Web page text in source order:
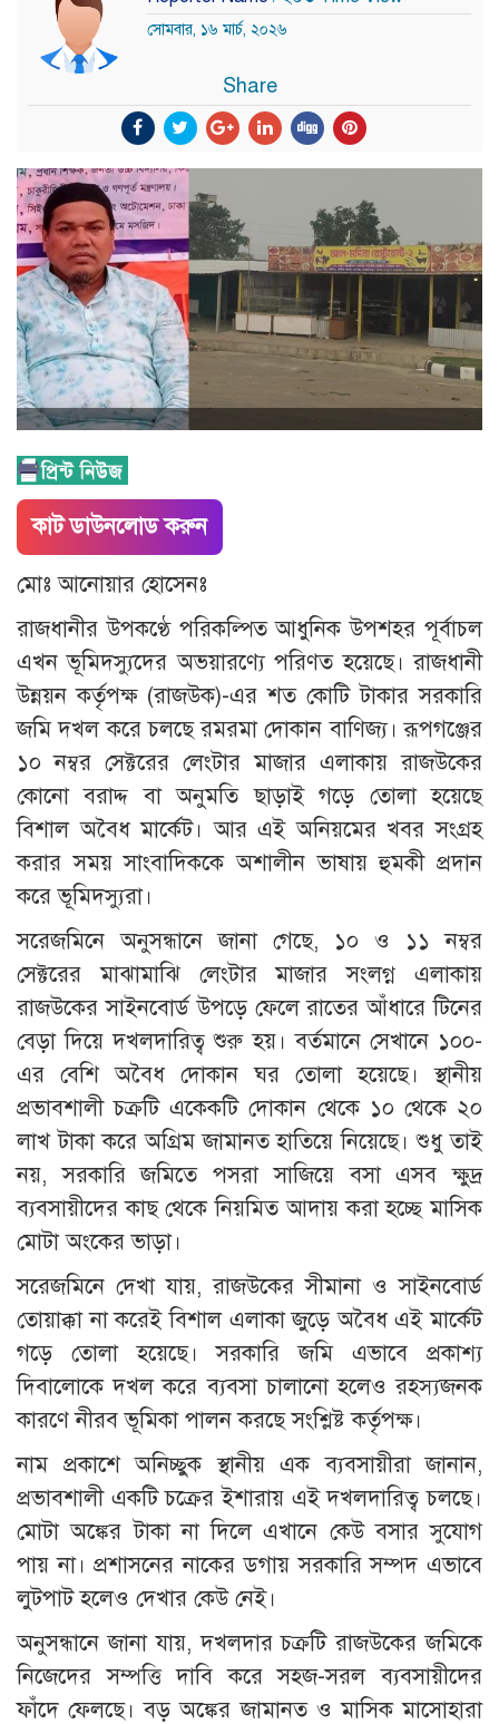
সোমবার, ১৬ মার্চ, ২০২৬
Share
কাট ডাউনলোড করুন
মোঃ আনোয়ার হোসেনঃ
রাজধানীর উপকণ্ঠে পরিকল্পিত আধুনিক উপশহর পূর্বাচল
এখন ভূমিদস্যুদের অভয়ারণ্যে পরিণত হয়েছে। রাজধানী
উন্নয়ন কর্তৃপক্ষ (রাজউক)-এর শত কোটি টাকার সরকারি
জমি দখল করে চলছে রমরমা দোকান বাণিজ্য। রূপগঞ্জের
১০ নম্বর সেক্টরের লেংটার মাজার এলাকায় রাজউকের
কোনো বরাদ্দ বা অনুমতি ছাড়াই গড়ে তোলা হয়েছে
বিশাল অবৈধ মার্কেট। আর এই অনিয়মের খবর সংগ্রহ
করার সময় সাংবাদিককে অশালীন ভাষায় হুমকী প্রদান
করে ভূমিদস্যুরা।
​সরেজমিনে অনুসন্ধানে জানা গেছে, ১০ ও ১১ নম্বর
সেক্টরের মাঝামাঝি লেংটার মাজার সংলগ্ন এলাকায়
রাজউকের সাইনবোর্ড উপড়ে ফেলে রাতের আঁধারে টিনের
বেড়া দিয়ে দখলদারিত্ব শুরু হয়। বর্তমানে সেখানে ১০০-
এর বেশি অবৈধ দোকান ঘর তোলা হয়েছে। স্থানীয়
প্রভাবশালী চক্রটি একেকটি দোকান থেকে ১০ থেকে ২০
লাখ টাকা করে অগ্রিম জামানত হাতিয়ে নিয়েছে। শুধু তাই
নয়, সরকারি জমিতে পসরা সাজিয়ে বসা এসব ক্ষুদ্র
ব্যবসায়ীদের কাছ থেকে নিয়মিত আদায় করা হচ্ছে মাসিক
মোটা অংকের ভাড়া।
​সরেজমিনে দেখা যায়, রাজউকের সীমানা ও সাইনবোর্ড
তোয়াক্কা না করেই বিশাল এলাকা জুড়ে অবৈধ এই মার্কেট
গড়ে তোলা হয়েছে। সরকারি জমি এভাবে প্রকাশ্য
দিবালোকে দখল করে ব্যবসা চালানো হলেও রহস্যজনক
কারণে নীরব ভূমিকা পালন করছে সংশ্লিষ্ট কর্তৃপক্ষ।
নাম প্রকাশে অনিচ্ছুক স্থানীয় এক ব্যবসায়ীরা জানান,
প্রভাবশালী একটি চক্রের ইশারায় এই দখলদারিত্ব চলছে।
মোটা অঙ্কের টাকা না দিলে এখানে কেউ বসার সুযোগ
পায় না। প্রশাসনের নাকের ডগায় সরকারি সম্পদ এভাবে
লুটপাট হলেও দেখার কেউ নেই।
​অনুসন্ধানে জানা যায়, দখলদার চক্রটি রাজউকের জমিকে
নিজেদের সম্পত্তি দাবি করে সহজ-সরল ব্যবসায়ীদের
ফাঁদে ফেলছে। বড় অঙ্কের জামানত ও মাসিক মাসোহারা